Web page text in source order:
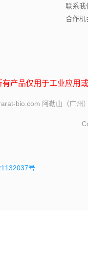
联系我
合作机
产品仅用于工业应用
bio.com 阿勒山（广州
号